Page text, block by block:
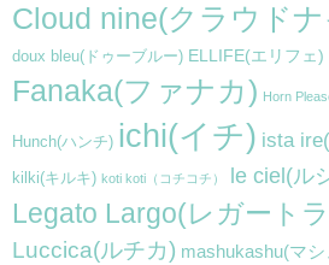
Cloud nine(クラウド
doux bleu(ドゥーブルー) ELLIFE(エリフェ)
Fanaka(ファナカ) Horn
Hunch(ハンチ) ichi(イチ) ista
kilki(キルキ) koti koti（コチコチ） le ciel(ル
Legato Largo(レガート
Luccica(ルチカ) mashukashu(マ